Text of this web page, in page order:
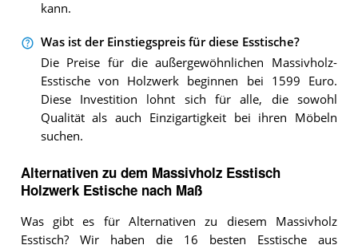
kann.
Was ist der Einstiegspreis für diese Esstische?
Die Preise für die außergewöhnlichen Massivholz-
Esstische von Holzwerk beginnen bei 1599 Euro.
Diese Investition lohnt sich für alle, die sowohl
Qualität als auch Einzigartigkeit bei ihren Möbeln
suchen.
Alternativen zu dem Massivholz Esstisch
Holzwerk Estische nach Maß
Was gibt es für Alternativen zu diesem Massivholz
Esstisch? Wir haben die 16 besten Esstische aus